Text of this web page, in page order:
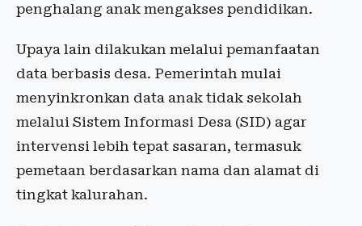
penghalang anak mengakses pendidikan.
Upaya lain dilakukan melalui pemanfaatan
data berbasis desa. Pemerintah mulai
menyinkronkan data anak tidak sekolah
melalui Sistem Informasi Desa (SID) agar
intervensi lebih tepat sasaran, termasuk
pemetaan berdasarkan nama dan alamat di
tingkat kalurahan.